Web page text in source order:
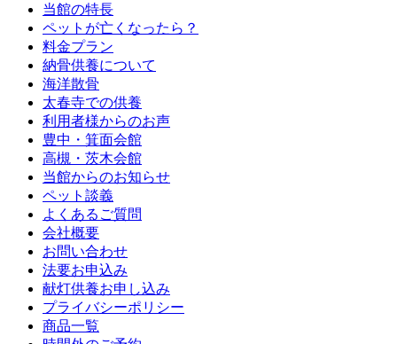
当館の特長
ペットが亡くなったら？
料金プラン
納骨供養について
海洋散骨
太春寺での供養
利用者様からのお声
豊中・箕面会館
高槻・茨木会館
当館からのお知らせ
ペット談義
よくあるご質問
会社概要
お問い合わせ
法要お申込み
献灯供養お申し込み
プライバシーポリシー
商品一覧